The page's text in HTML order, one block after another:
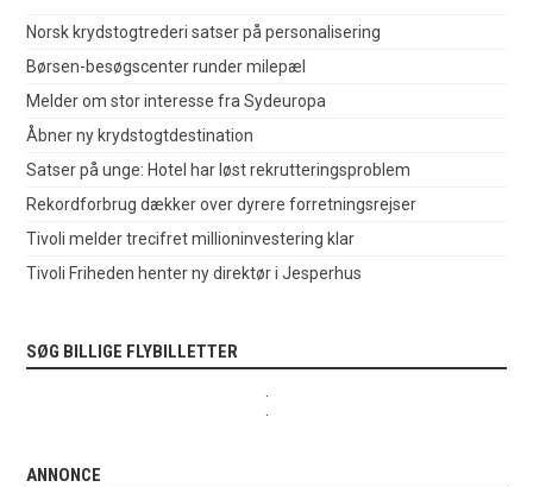
Norsk krydstogtrederi satser på personalisering
Børsen-besøgscenter runder milepæl
Melder om stor interesse fra Sydeuropa
Åbner ny krydstogtdestination
Satser på unge: Hotel har løst rekrutteringsproblem
Rekordforbrug dækker over dyrere forretningsrejser
Tivoli melder trecifret millioninvestering klar
Tivoli Friheden henter ny direktør i Jesperhus
SØG BILLIGE FLYBILLETTER
ANNONCE